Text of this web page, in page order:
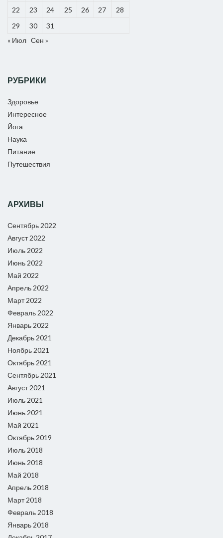
22
23 24 25 26 27
28
29
30
31
« Июл Сен »
РУБРИКИ
Здоровье
Интересное
Йога
Наука
Питание
Путешествия
АРХИВЫ
Сентябрь 2022
Август 2022
Июль 2022
Июнь 2022
Май 2022
Апрель 2022
Март 2022
Февраль 2022
Январь 2022
Декабрь 2021
Ноябрь 2021
Октябрь 2021
Сентябрь 2021
Август 2021
Июль 2021
Июнь 2021
Май 2021
Октябрь 2019
Июль 2018
Июнь 2018
Май 2018
Апрель 2018
Март 2018
Февраль 2018
Январь 2018